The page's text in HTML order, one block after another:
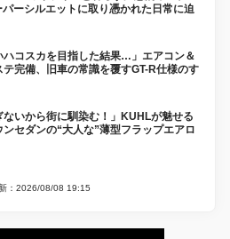
ーシルエットに取り憑かれた日常に迫
ハコスカを目指した結果…」エアコン＆
テ完備、旧車の常識を覆すGT-R仕様のす
ないから街に馴染む！」KUHLが魅せる
ンセダンの“大人な”薄型フラップエアロ
：2026/08/08 19:15